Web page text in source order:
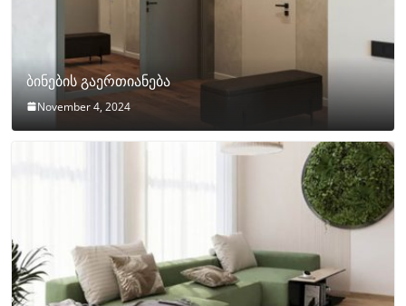
ბინების გაერთიანება
November 4, 2024